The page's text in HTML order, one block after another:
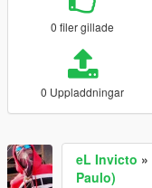
0 filer gillade
0 Uppladdningar
eL Invicto »
Paulo)